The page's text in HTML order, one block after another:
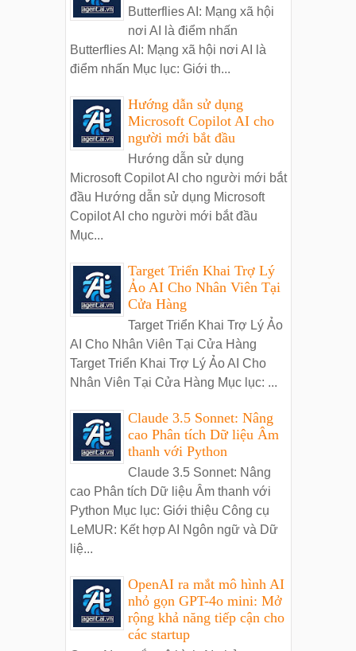
Butterflies AI: Mạng xã hội
nơi AI là điểm nhấn
Butterflies AI: Mạng xã hội nơi AI là
điểm nhấn Mục lục: Giới th...
Hướng dẫn sử dụng
Microsoft Copilot AI cho
người mới bắt đầu
Hướng dẫn sử dụng
Microsoft Copilot AI cho người mới bắt
đầu Hướng dẫn sử dụng Microsoft
Copilot AI cho người mới bắt đầu
Mục...
Target Triển Khai Trợ Lý
Ảo AI Cho Nhân Viên Tại
Cửa Hàng
Target Triển Khai Trợ Lý Ảo
AI Cho Nhân Viên Tại Cửa Hàng
Target Triển Khai Trợ Lý Ảo AI Cho
Nhân Viên Tại Cửa Hàng Mục lục: ...
Claude 3.5 Sonnet: Nâng
cao Phân tích Dữ liệu Âm
thanh với Python
Claude 3.5 Sonnet: Nâng
cao Phân tích Dữ liệu Âm thanh với
Python Mục lục: Giới thiệu Công cụ
LeMUR: Kết hợp AI Ngôn ngữ và Dữ
liệ...
OpenAI ra mắt mô hình AI
nhỏ gọn GPT-4o mini: Mở
rộng khả năng tiếp cận cho
các startup